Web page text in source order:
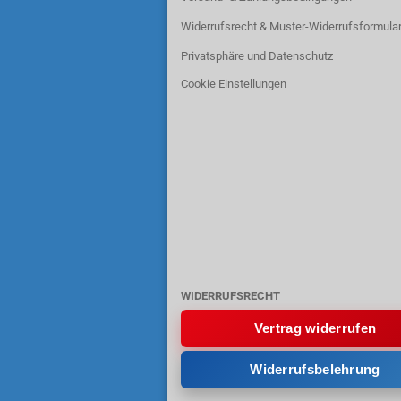
Widerrufsrecht & Muster-Widerrufsformular
Privatsphäre und Datenschutz
Cookie Einstellungen
WIDERRUFSRECHT
Vertrag widerrufen
Widerrufsbelehrung